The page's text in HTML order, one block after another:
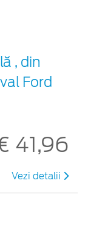
, din
Ford
41,96
Vezi detalii